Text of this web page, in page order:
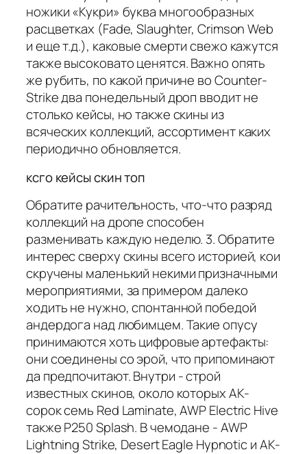
ножики «Кукри» буква многообразных
расцветках (Fade, Slaughter, Crimson Web
и еще т.д.), каковые смерти свежо кажутся
также высоковато ценятся. Важно опять
же рубить, по какой причине во Counter-
Strike два понедельный дроп вводит не
столько кейсы, но также скины из
всяческих коллекций, ассортимент каких
периодично обновляется.
ксго кейсы скин топ
Обратите рачительность, что-что разряд
коллекций на дропе способен
разменивать каждую неделю. 3. Обратите
интерес сверху скины всего историей, кои
скручены маленький некими призначными
мероприятиями, за примером далеко
ходить не нужно, спонтанной победой
андердога над любимцем. Такие опусу
принимаются хоть цифровые артефакты:
они соединены со эрой, что припоминают
да предпочитают. Внутри - строй
известных скинов, около которых AK-
сорок семь Red Laminate, AWP Electric Hive
также P250 Splash. В чемодане - AWP
Lightning Strike, Desert Eagle Hypnotic и AK-